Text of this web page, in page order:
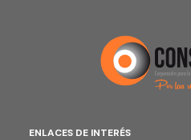
ENLACES DE INTERÉS